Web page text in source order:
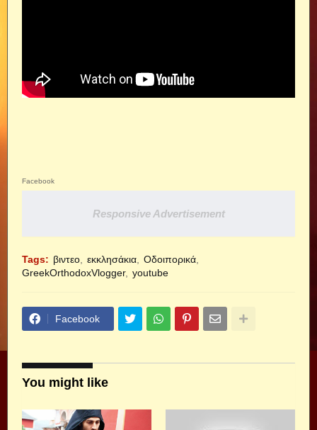
Facebook
Responsive Advertisement
Tags: βιντεο εκκλησάκια
Οδοιπορικά
GreekOrthodoxVlogger
youtube
Facebook
You might like